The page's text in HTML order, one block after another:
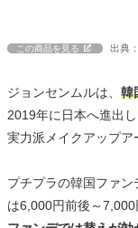
この商品を見る 出典
ジョンセンムルは、 韓
2019年に日本へ進出
実力派メイクアップア
プチプラの韓国ファ
は6,000円前後～7,000